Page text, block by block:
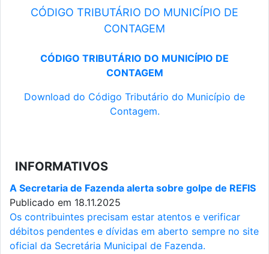
CÓDIGO TRIBUTÁRIO DO MUNICÍPIO DE
CONTAGEM
CÓDIGO TRIBUTÁRIO DO MUNICÍPIO DE
CONTAGEM
Download do Código Tributário do Município de
Contagem.
INFORMATIVOS
A Secretaria de Fazenda alerta sobre golpe de REFIS
Publicado em 18.11.2025
Os contribuintes precisam estar atentos e verificar
débitos pendentes e dívidas em aberto sempre no site
oficial da Secretária Municipal de Fazenda.